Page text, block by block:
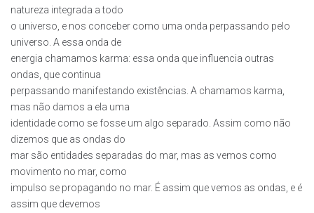
natureza integrada a todo
o universo, e nos conceber como uma onda perpassando pelo
universo. A essa onda de
energia chamamos karma: essa onda que influencia outras
ondas, que continua
perpassando manifestando existências. A chamamos karma,
mas não damos a ela uma
identidade como se fosse um algo separado. Assim como não
dizemos que as ondas do
mar são entidades separadas do mar, mas as vemos como
movimento no mar, como
impulso se propagando no mar. É assim que vemos as ondas, e é
assim que devemos